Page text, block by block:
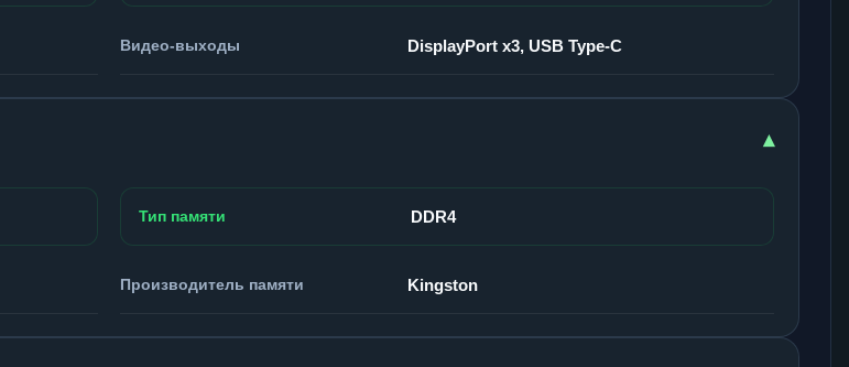
Видео-выходы DisplayPort x3, USB Type-C
▾
Тип памяти DDR4
Производитель памяти Kingston